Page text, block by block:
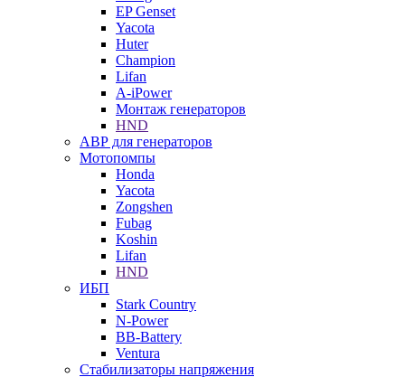
EP Genset
Yacota
Huter
Champion
Lifan
A-iPower
Монтаж генераторов
HND
АВР для генераторов
Мотопомпы
Honda
Yacota
Zongshen
Fubag
Koshin
Lifan
HND
ИБП
Stark Country
N-Power
BB-Battery
Ventura
Стабилизаторы напряжения